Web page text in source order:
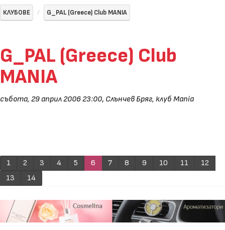
КЛУБОВЕ G_PAL (Greece) Club MANIA
G_PAL (Greece) Club
MANIA
събота, 29 април 2006 23:00, Слънчев Бряг, клуб Mania
1 2 3 4 5 6 7 8 9 10 11
12
13
14